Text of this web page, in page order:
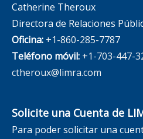
Catherine Theroux
Directora de Relaciones
Oficina: +1-860-285-7787
Teléfono móvil: +1-703-447-
ctheroux@limra.com
Solicite una Cuenta de
Para poder solicitar una